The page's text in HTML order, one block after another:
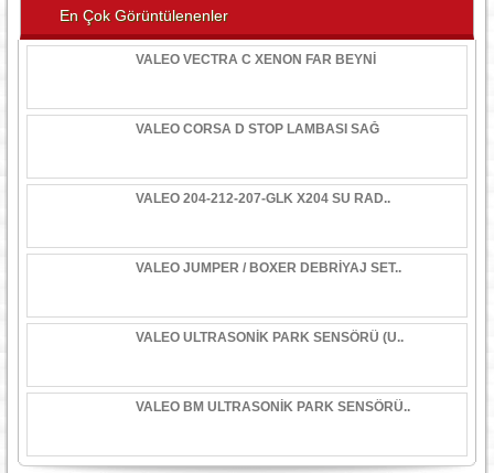
En Çok Görüntülenenler
VALEO VECTRA C XENON FAR BEYNİ
VALEO CORSA D STOP LAMBASI SAĞ
VALEO 204-212-207-GLK X204 SU RAD..
VALEO JUMPER / BOXER DEBRİYAJ SET..
VALEO ULTRASONİK PARK SENSÖRÜ (U..
VALEO BM ULTRASONİK PARK SENSÖRÜ..